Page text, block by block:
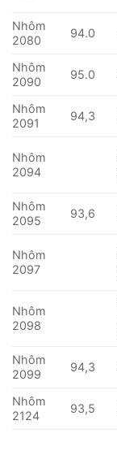
Nhôm
2080
94.0
Nhôm
2090
95.0
Nhôm
2091
94,3
Nhôm
2094
Nhôm
2095
93,6
Nhôm
2097
Nhôm
2098
Nhôm
2099
94,3
Nhôm
2124
93,5